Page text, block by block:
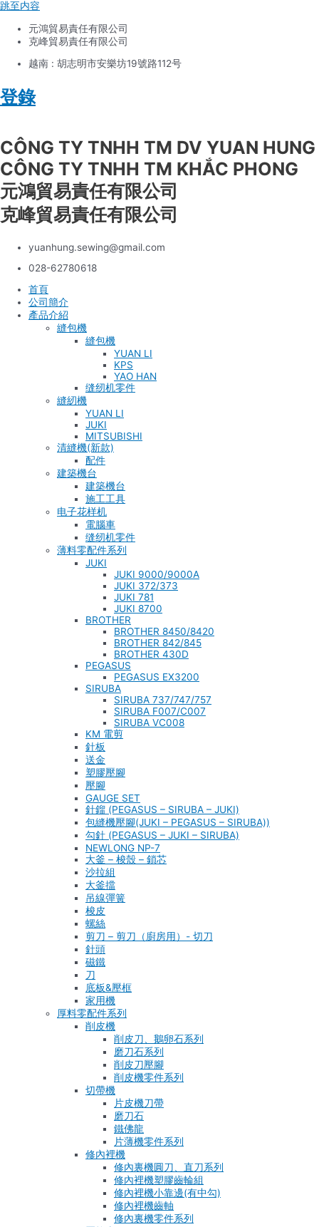
跳至内容
元鴻貿易責任有限公司
克峰貿易責任有限公司
越南 : 胡志明市安樂坊19號路112号
登錄
CÔNG TY TNHH TM DV YUAN HUNG
CÔNG TY TNHH TM KHẮC PHONG
元鴻貿易責任有限公司
克峰貿易責任有限公司
yuanhung.sewing@gmail.com
028-62780618
首頁
公司簡介
產品介紹
縫包機
縫包機
YUAN LI
KPS
YAO HAN
缝纫机零件
縫紉機
YUAN LI
JUKI
MITSUBISHI
清縫機(新款)
配件
建築機台
建築機台
施工工具
电子花样机
電腦車
缝纫机零件
薄料零配件系列
JUKI
JUKI 9000/9000A
JUKI 372/373
JUKI 781
JUKI 8700
BROTHER
BROTHER 8450/8420
BROTHER 842/845
BROTHER 430D
PEGASUS
PEGASUS EX3200
SIRUBA
SIRUBA 737/747/757
SIRUBA F007/C007
SIRUBA VC008
KM 電剪
針板
送金
塑膠壓腳
壓腳
GAUGE SET
針鎦 (PEGASUS – SIRUBA – JUKI)
包縫機壓腳(JUKI – PEGASUS – SIRUBA))
勾針 (PEGASUS – JUKI – SIRUBA)
NEWLONG NP-7
大釜 – 梭殼 – 鎖芯
沙拉組
大釜擋
吊線彈簧
梭皮
螺絲
剪刀 – 剪刀（廚房用）- 切刀
針頭
磁鐵
刀
底板&壓框
家用機
厚料零配件系列
削皮機
削皮刀、鵝卵石系列
磨刀石系列
削皮刀壓腳
削皮機零件系列
切帶機
片皮機刀帶
磨刀石
鐵佛龍
片薄機零件系列
修內裡機
修內裏機圓刀、直刀系列
修內裡機塑膠齒輪組
修內裡機小靠邊(有中勾)
修內裡機齒軸
修內裏機零件系列